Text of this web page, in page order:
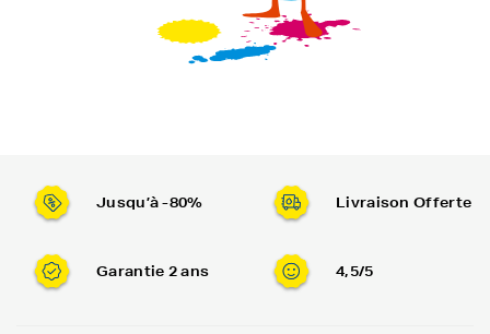
Jusqu’à -80% Livraison Offerte
Garantie 2 ans 4,5/5